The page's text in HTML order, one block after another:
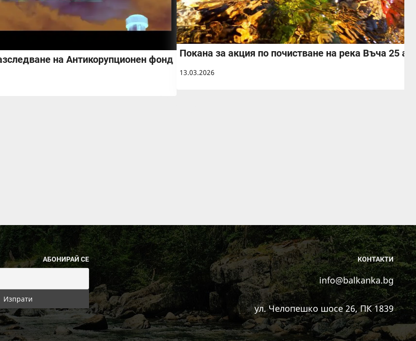
на Антикорупционен фонд
Покана за акция по почистване на река Въча 25
13.03.2026
АБОНИРАЙ СЕ КОНТАКТИ
info@balkanka.bg
ул. Челопешко шосе 26, ПК 1839